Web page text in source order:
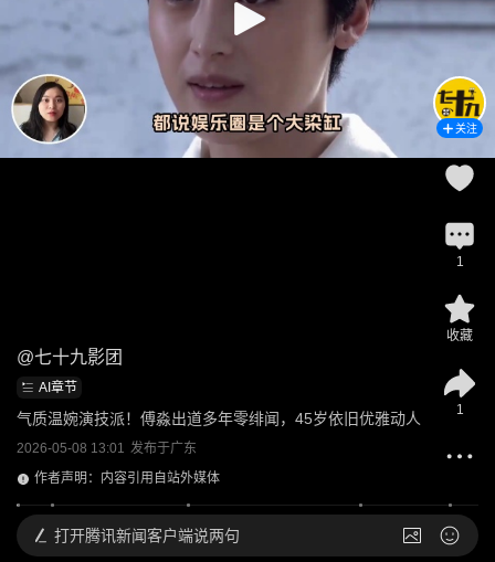
@七十九影团
AI章节
气质温婉演技派！傅淼出道多年零绯闻，45岁依旧优雅动人
2026-05-08 13:01 发布于广东
作者声明：内容引用自站外媒体
关注
1
收藏
1
打开腾讯新闻客户端说两句